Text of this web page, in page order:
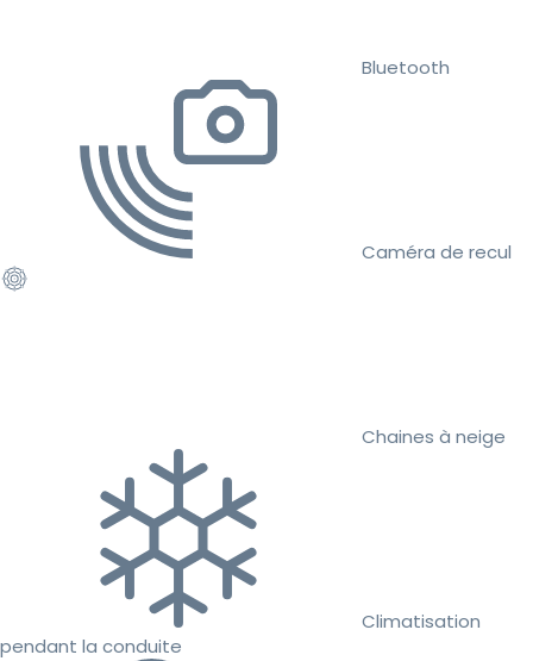
Bluetooth
Caméra de recul
Chaines à neige
Climatisation
pendant la conduite